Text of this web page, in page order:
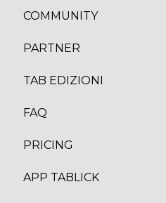
COMMUNITY
PARTNER
TAB EDIZIONI
FAQ
PRICING
APP TABLICK